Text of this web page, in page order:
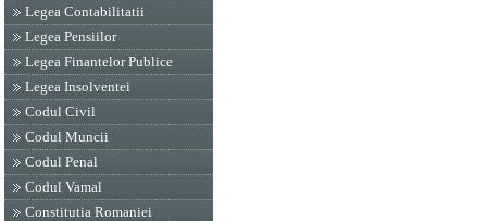
Legea Contabilitatii
Legea Pensiilor
Legea Finantelor Publice
Legea Insolventei
Codul Civil
Codul Muncii
Codul Penal
Codul Vamal
Constitutia Romaniei